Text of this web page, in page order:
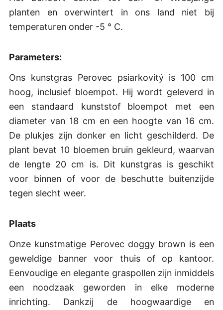
planten en overwintert in ons land niet bij
temperaturen onder -5 ° C.
Parameters:
Ons kunstgras Perovec psiarkovitý is 100 cm
hoog, inclusief bloempot. Hij wordt geleverd in
een standaard kunststof bloempot met een
diameter van 18 cm en een hoogte van 16 cm.
De plukjes zijn donker en licht geschilderd. De
plant bevat 10 bloemen bruin gekleurd, waarvan
de lengte 20 cm is. Dit kunstgras is geschikt
voor binnen of voor de beschutte buitenzijde
tegen slecht weer.
Plaats
Onze kunstmatige Perovec doggy brown is een
geweldige banner voor thuis of op kantoor.
Eenvoudige en elegante graspollen zijn inmiddels
een noodzaak geworden in elke moderne
inrichting. Dankzij de hoogwaardige en